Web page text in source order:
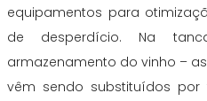
equipamentos para
de desperdício. Na
armazenamento do vinho –
vêm sendo substituídos